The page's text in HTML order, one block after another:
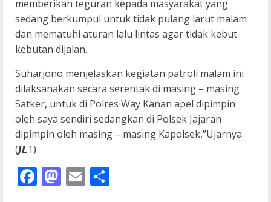
memberikan teguran kepada masyarakat yang
sedang berkumpul untuk tidak pulang larut malam
dan mematuhi aturan lalu lintas agar tidak kebut-
kebutan dijalan.
Suharjono menjelaskan kegiatan patroli malam ini
dilaksanakan secara serentak di masing – masing
Satker, untuk di Polres Way Kanan apel dipimpin
oleh saya sendiri sedangkan di Polsek Jajaran
dipimpin oleh masing – masing Kapolsek,”Ujarnya.
(𝙅𝙇1)
Facebook
Mastodon
Email